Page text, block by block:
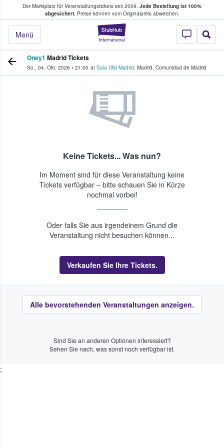
Der Marktplatz für Veranstaltungstickets seit 2009. Jede Bestellung ist 100%
abgesichert.Preise können vom Originalpreis abweichen.
StubHub - Wo
Menü
Tickets kaufen & verkaufen
Oney1 Madrid Tickets
So., 04. Okt. 2026 • 21:00 at Sala UNI Madrid, Madrid, Comunidad de Madrid
Keine Tickets... Was nun?
Im Moment sind für diese Veranstaltung keine
Tickets verfügbar – bitte schauen Sie in Kürze
nochmal vorbei!
Oder falls Sie aus irgendeinem Grund die
Veranstaltung nicht besuchen können...
Verkaufen Sie Ihre Tickets.
Alle bevorstehenden Veranstaltungen anzeigen.
Sind Sie an anderen Optionen interessiert?
Sehen Sie nach, was sonst noch verfügbar ist.
;